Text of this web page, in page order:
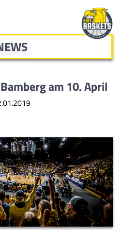
am 10. April